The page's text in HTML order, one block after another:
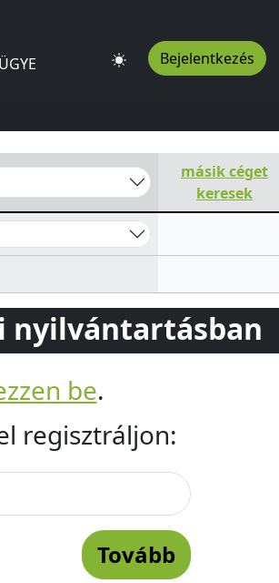
Bejelentkezés
másik céget
keresek
nyilvántartásban
be.
regisztráljon:
Tovább